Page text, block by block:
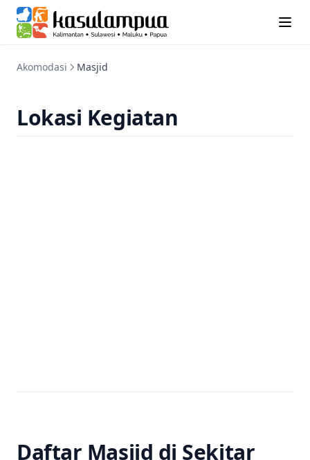
Akomodasi Masjid
Lokasi Kegiatan
Daftar Masjid di Sekitar